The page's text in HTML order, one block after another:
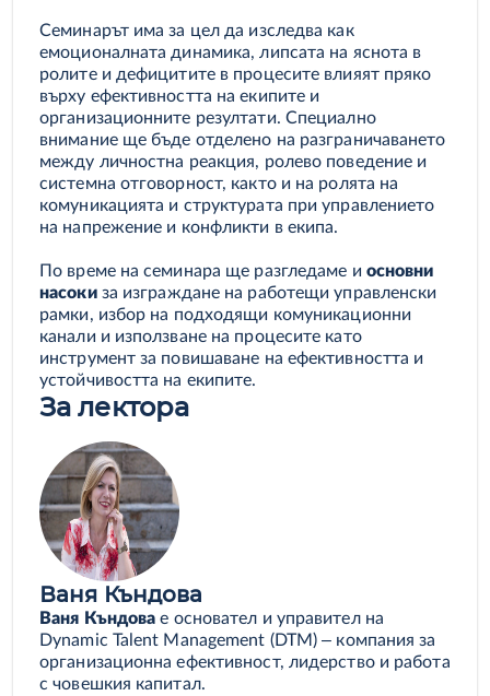
Семинарът има за цел да изследва как
емоционалната динамика, липсата на яснота в
ролите и дефицитите в процесите влияят пряко
върху ефективността на екипите и
организационните резултати. Специално
внимание ще бъде отделено на разграничаването
между личностна реакция, ролево поведение и
системна отговорност, както и на ролята на
комуникацията и структурата при управлението
на напрежение и конфликти в екипа.
По време на семинара ще разгледаме и основни
насоки за изграждане на работещи управленски
рамки, избор на подходящи комуникационни
канали и използване на процесите като
инструмент за повишаване на ефективността и
устойчивостта на екипите.
За лектора
Ваня Къндова
Ваня Къндова е основател и управител на
Dynamic Talent Management (DTM) – компания за
организационна ефективност, лидерство и работа
с човешкия капитал.